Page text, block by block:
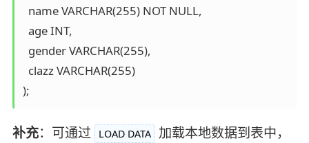
  name VARCHAR(255) NOT NULL,
  age INT,
  gender VARCHAR(255),
  clazz VARCHAR(255)
);
补充：可通过 LOAD DATA 加载本地数据到表中，